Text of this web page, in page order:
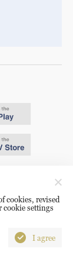
cookies, revised
cookie settings
I agree